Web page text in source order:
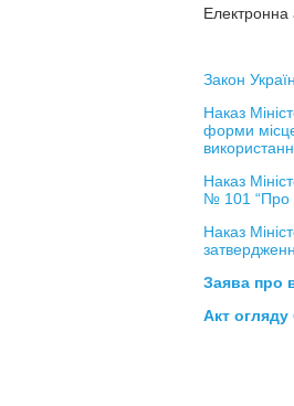
Електронна
Закон
Наказ
форми
Наказ
№ 101 “Про
Наказ
Заява про
Акт огляду